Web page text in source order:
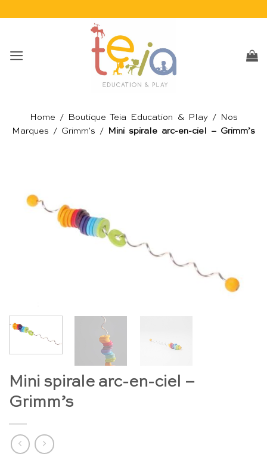
Home / Boutique Teia Education & Play/
Nos
Marques / Grimm's / Mini spirale arc-en-ciel – Grimm’s
Mini spirale arc-en-ciel –
Grimm’s